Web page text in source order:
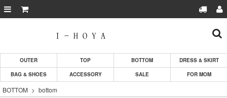
OUTER TOP BOTTOM
DRESS & SKIRT
BAG & SHOES
ACCESSORY SALE FOR MOM
BOTTOM bottom